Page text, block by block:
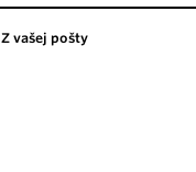
Z vašej pošty